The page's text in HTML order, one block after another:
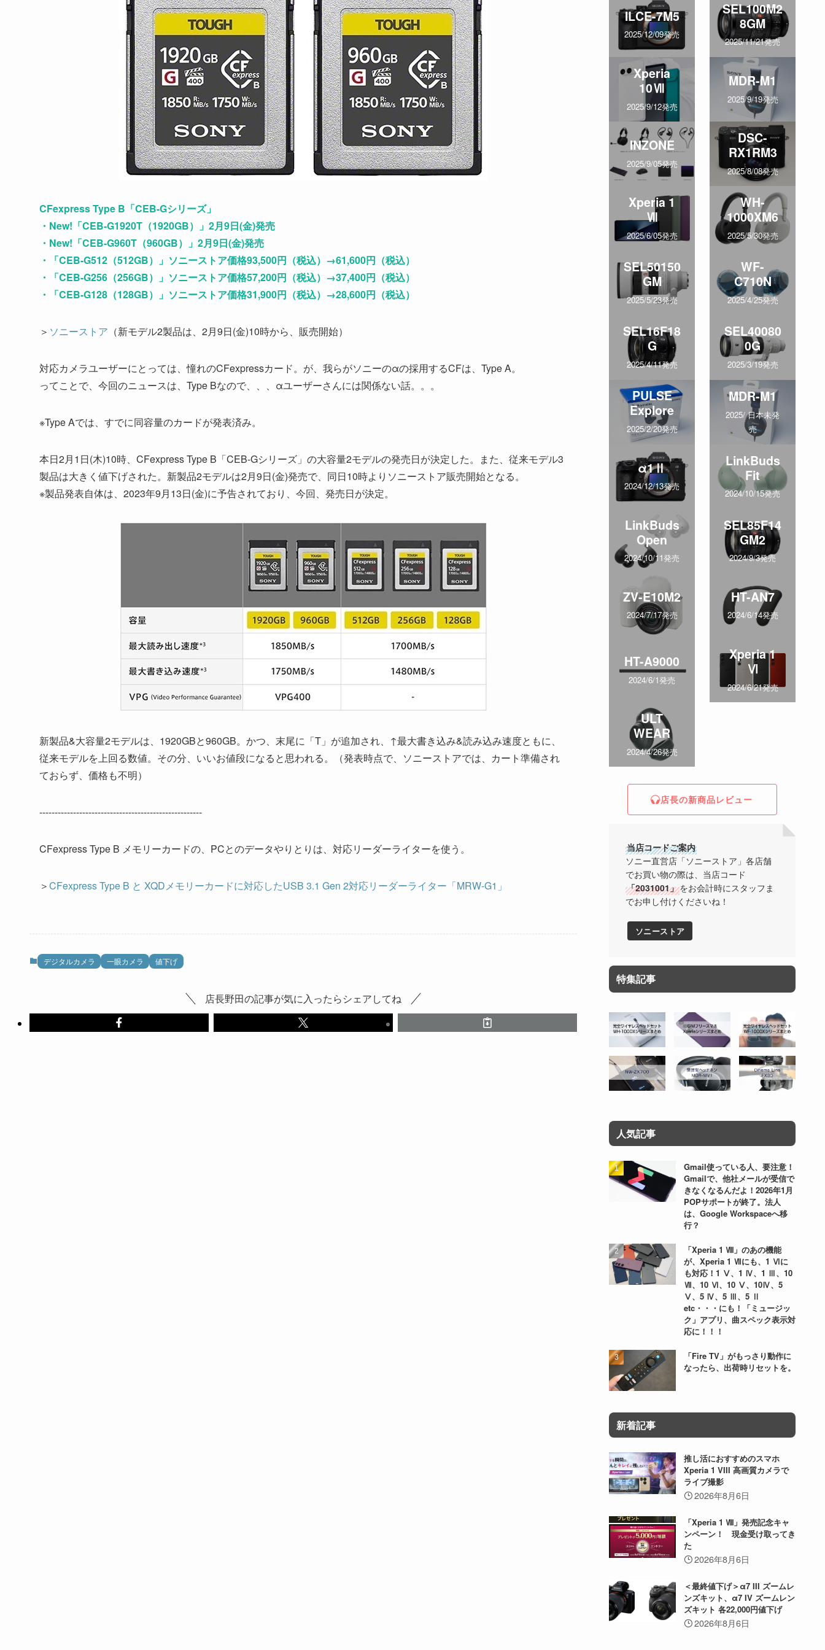
CFexpress Type B「CEB-Gシリーズ」
・New!「CEB-G1920T（1920GB）」2月9日(金)発売
・New!「CEB-G960T（960GB）」2月9日(金)発売
・「CEB-G512（512GB）」ソニーストア価格93,500円（税込）→61,600円（税込）
・「CEB-G256（256GB）」ソニーストア価格57,200円（税込）→37,400円（税込）
・「CEB-G128（128GB）」ソニーストア価格31,900円（税込）→28,600円（税込）
＞ ソニーストア （新モデル2製品は、2月9日(金)10時から、販売開始）
対応カメラユーザーにとっては、憧れのCFexpressカード。が、我らがソニーのαの採用するCFは、Type A。
ってことで、今回のニュースは、Type Bなので、、、αユーザーさんには関係ない話。。。
※Type Aでは、すでに同容量のカードが発表済み。
本日2月1日(木)10時、CFexpress Type B「CEB-Gシリーズ」の大容量2モデルの発売日が決定した。また、従来モデル3
製品は大きく値下げされた。新製品2モデルは2月9日(金)発売で、同日10時よりソニーストア販売開始となる。
※製品発表自体は、2023年9月13日(金)に予告されており、今回、発売日が決定。
新製品&大容量2モデルは、1920GBと960GB。かつ、末尾に「T」が追加され、↑最大書き込み&読み込み速度ともに、
従来モデルを上回る数値。その分、いいお値段になると思われる。（発表時点で、ソニーストアでは、カート準備され
ておらず、価格も不明）
-----------------------------------------------------
CFexpress Type B メモリーカードの、PCとのデータやりとりは、対応リーダーライターを使う。
＞CFexpress Type B と XQDメモリーカードに対応したUSB 3.1 Gen 2対応リーダーライター「MRW-G1」
デジタルカメラ 一眼カメラ 値下げ
店長野田の記事が気に入ったらシェアしてね
ILCE-7M5
2025/12/09発売
SEL100M2
8GM
2025/11/21発売
Xperia
10Ⅶ
2025/9/12発売
MDR-M1
2025/9/19発売
INZONE
2025/9/05発売
DSC-
RX1RM3
2025/8/08発売
Xperia 1
Ⅶ
2025/6/05発売
WH-
1000XM6
2025/5/30発売
SEL50150
GM
2025/5/23発売
WF-
C710N
2025/4/25発売
SEL16F18
G
2025/4/11発売
SEL40080
0G
2025/3/19発売
PULSE
Explore
2025/2/20発売
MDR-M1
2025/ 日本未発
売
α1Ⅱ
2024/12/13発売
LinkBuds
Fit
2024/10/15発売
LinkBuds
Open
2024/10/11発売
SEL85F14
GM2
2024/9/3発売
ZV-E10M2
2024/7/17発売
HT-AN7
2024/6/14発売
HT-A9000
2024/6/1発売
Xperia 1
Ⅵ
2024/6/21発売
ULT
WEAR
2024/4/26発売
店長の新商品レビュー
当店コードご案内
ソニー直営店「ソニーストア」各店舗
でお買い物の際は、当店コード
「2031001」をお会計時にスタッフま
でお申し付けくださいね！
ソニーストア
特集記事
人気記事
Gmail使っている人、要注意！
Gmailで、他社メールが受信で
きなくなるんだよ！2026年1月
POPサポートが終了。法人
は、Google Workspaceへ移
行？
「Xperia 1 Ⅷ」のあの機能
が、Xperia 1 Ⅶにも、1 Ⅵに
も対応！1 Ⅴ、1 Ⅳ、1 Ⅲ、10
Ⅶ、10 Ⅵ、10 Ⅴ、10Ⅳ、5
Ⅴ、5 Ⅳ、5 Ⅲ、5 Ⅱ
etc・・・にも！「ミュージッ
ク」アプリ、曲スペック表示対
応に！！！
「Fire TV」がもっさり動作に
なったら、出荷時リセットを。
新着記事
推し活におすすめのスマホ
Xperia 1 VIII 高画質カメラで
ライブ撮影
2026年8月6日
「Xperia 1 Ⅷ」発売記念キャ
ンペーン！ 現金受け取ってき
た
2026年8月6日
＜最終値下げ＞α7 III ズームレ
ンズキット、α7 IV ズームレン
ズキット 各22,000円値下げ
2026年8月6日